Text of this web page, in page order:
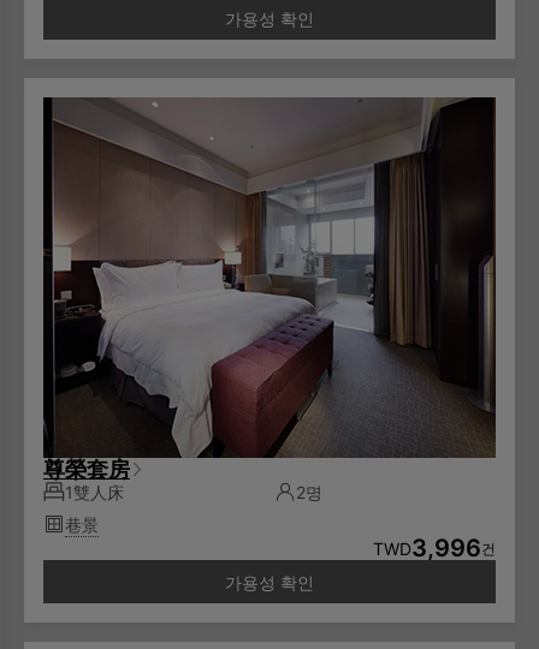
가용성 확인
尊榮套房
1雙人床
2명
巷景
TWD3,996건
가용성 확인